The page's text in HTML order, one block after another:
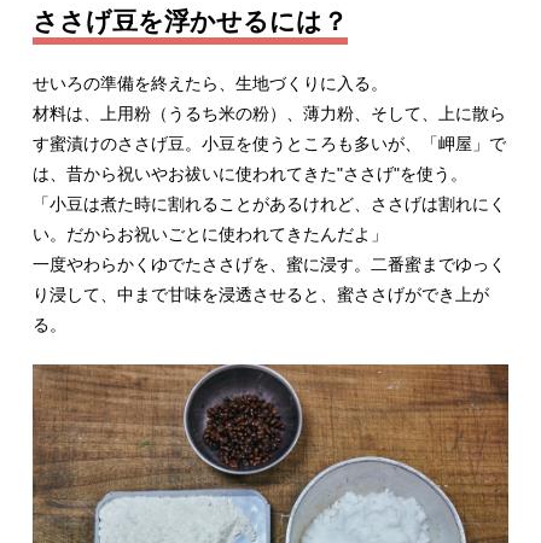
ささげ豆を浮かせるには？
せいろの準備を終えたら、生地づくりに入る。
材料は、上用粉（うるち米の粉）、薄力粉、そして、上に散ら
す蜜漬けのささげ豆。小豆を使うところも多いが、「岬屋」で
は、昔から祝いやお祓いに使われてきた"ささげ"を使う。
「小豆は煮た時に割れることがあるけれど、ささげは割れにく
い。だからお祝いごとに使われてきたんだよ」
一度やわらかくゆでたささげを、蜜に浸す。二番蜜までゆっく
り浸して、中まで甘味を浸透させると、蜜ささげができ上が
る。